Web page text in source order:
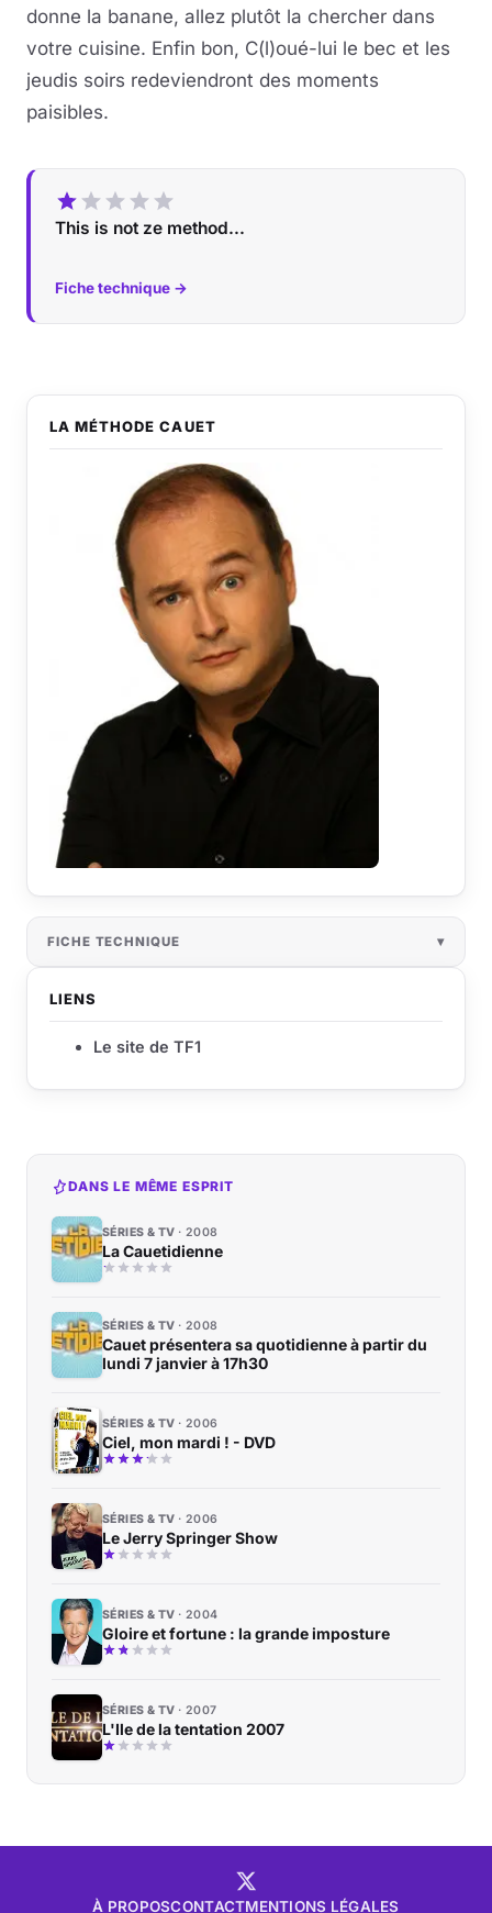
donne la banane, allez plutôt la chercher dans
votre cuisine. Enfin bon, C(l)oué-lui le bec et les
jeudis soirs redeviendront des moments
paisibles.
This is not ze method...
Fiche technique →
LA MÉTHODE CAUET
FICHE TECHNIQUE
LIENS
Le site de TF1
DANS LE MÊME ESPRIT
SÉRIES & TV 2008
La Cauetidienne
SÉRIES & TV 2008
Cauet présentera sa quotidienne à partir du
lundi 7 janvier à 17h30
SÉRIES & TV 2006
Ciel, mon mardi ! - DVD
SÉRIES & TV 2006
Le Jerry Springer Show
SÉRIES & TV 2004
Gloire et fortune : la grande imposture
SÉRIES & TV 2007
L'Ile de la tentation 2007
À PROPOSCONTACTMENTIONS LÉGALES